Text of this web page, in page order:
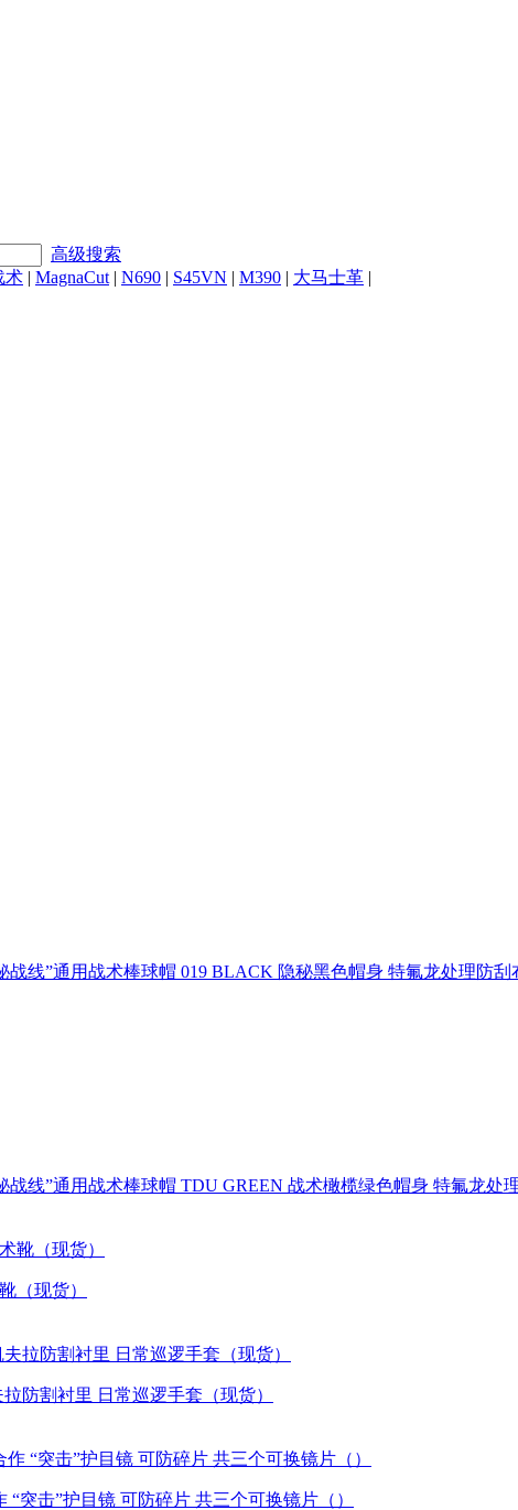
高级搜索
术 | MagnaCut | N690 | S45VN | M390 | 大马士革 |
战线”通用战术棒球帽 019 BLACK 隐秘黑色帽身 特氟龙处理防
战线”通用战术棒球帽 TDU GREEN 战术橄榄绿色帽身 特氟龙处
（现货）
防割衬里 日常巡逻手套（现货）
“突击”护目镜 可防碎片 共三个可换镜片（）